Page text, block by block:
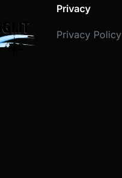
Privacy
Privacy Policy